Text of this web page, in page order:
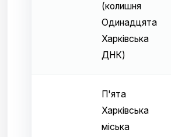
(колишня
Одинадцята
Харківська
ДНК)
П'ята
Харківська
міська